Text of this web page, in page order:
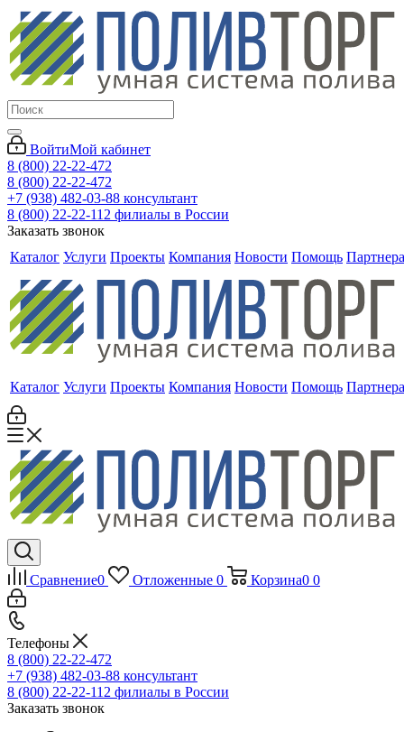
ВойтиМой кабинет
8 (800) 22-22-472
8 (800) 22-22-472
+7 (938) 482-03-88 консультант
8 (800) 22-22-112 филиалы в России
Заказать звонок
Каталог Услуги Проекты Компания Новости Помощь
Каталог Услуги Проекты Компания Новости Помощь
Сравнение0 Отложенные 0 Корзина0 0
Телефоны
8 (800) 22-22-472
+7 (938) 482-03-88 консультант
8 (800) 22-22-112 филиалы в России
Заказать звонок